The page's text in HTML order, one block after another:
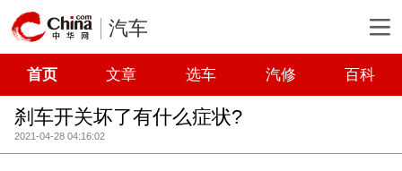
汽车
首页 文章 选车 汽修 百科
刹车开关坏了有什么症状?
2021-04-28 04:16:02